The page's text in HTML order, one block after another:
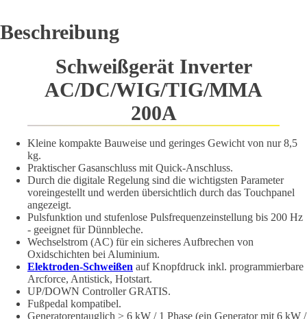
Beschreibung
Schweißgerät Inverter
AC/DC/WIG/TIG/MMA
200A
Kleine kompakte Bauweise und geringes Gewicht von nur 8,5
kg.
Praktischer Gasanschluss mit Quick-Anschluss.
Durch die digitale Regelung sind die wichtigsten Parameter
voreingestellt und werden übersichtlich durch das Touchpanel
angezeigt.
Pulsfunktion und stufenlose Pulsfrequenzeinstellung bis 200 Hz
- geeignet für Dünnbleche.
Wechselstrom (AC) für ein sicheres Aufbrechen von
Oxidschichten bei Aluminium.
Elektroden-Schweißen auf Knopfdruck inkl. programmierbare
Arcforce, Antistick, Hotstart.
UP/DOWN Controller GRATIS.
Fußpedal kompatibel.
Generatorentauglich > 6 kW / 1 Phase (ein Generator mit 6 kW /